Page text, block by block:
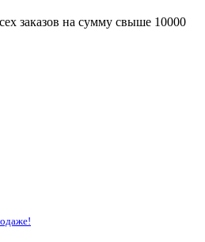
заказов на сумму свыше 10000